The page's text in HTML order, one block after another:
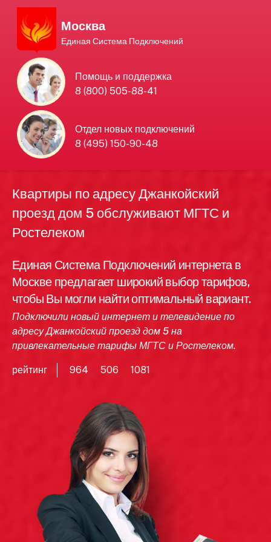
Москва
Единая Система Подключений
Помощь и поддержка
8 (800) 505-88-41
Отдел новых подключений
8 (495) 150-90-48
Единая Система
Подключений
нового интернета и
телевидения в Москве
Квартиры по адресу Джанкойский
проезд дом 5 обслуживают МГТС и
Ростелеком
Единая Система Подключений интернета в
Москве предлагает широкий выбор тарифов,
чтобы Вы могли найти оптимальный вариант.
Подключили новый интернет и телевидение по
адресу Джанкойский проезд дом 5 на
привлекательные тарифы МГТС и Ростелеком.
рейтинг 964 506 1081